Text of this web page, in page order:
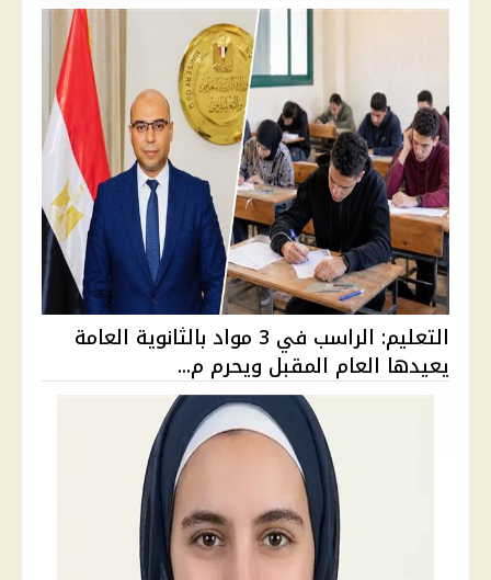
التعليم: الراسب في 3 مواد بالثانوية العامة
يعيدها العام المقبل ويحرم م...